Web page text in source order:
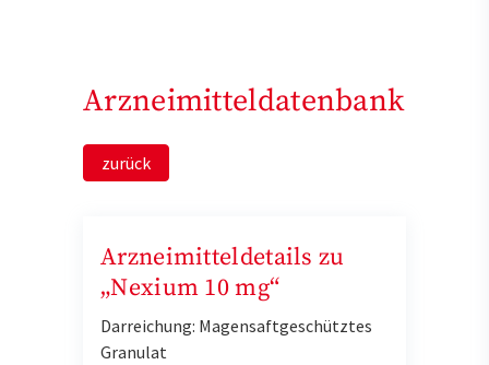
Arzneimitteldatenbank
zurück
Arzneimitteldetails zu
„Nexium 10 mg“
Darreichung: Magensaftgeschütztes
Granulat